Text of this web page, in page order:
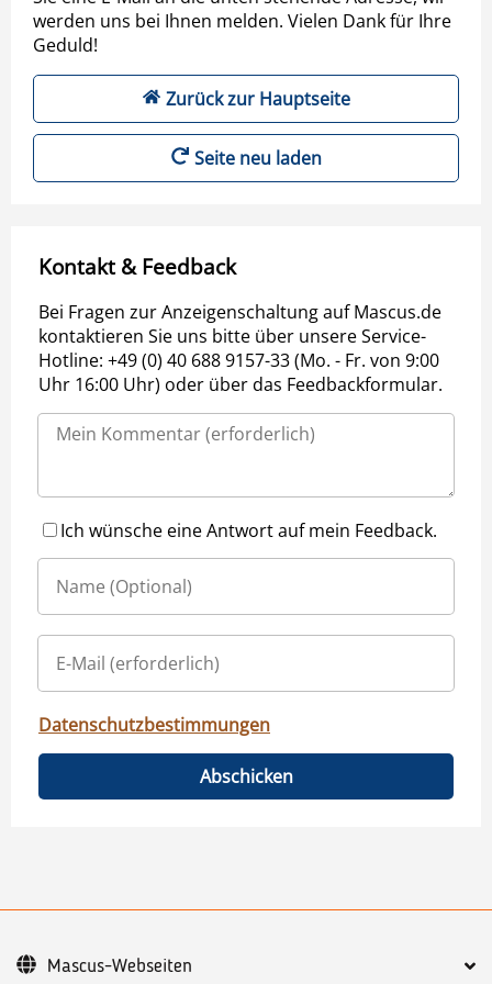
werden uns bei Ihnen melden. Vielen Dank für Ihre
Geduld!
Zurück zur Hauptseite
Seite neu laden
Kontakt & Feedback
Bei Fragen zur Anzeigenschaltung auf Mascus.de
kontaktieren Sie uns bitte über unsere Service-
Hotline: +49 (0) 40 688 9157-33 (Mo. - Fr. von 9:00
Uhr 16:00 Uhr) oder über das Feedbackformular.
Ich wünsche eine Antwort auf mein Feedback.
Datenschutzbestimmungen
Abschicken
Mascus-Webseiten